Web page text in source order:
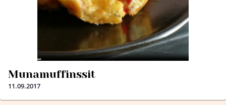
Munamuffinssit
11.09.2017